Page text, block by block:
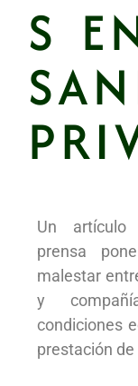
S
Un artículo
prensa
malestar
y
condiciones
prestación